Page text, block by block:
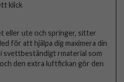
klick
eller ute och springer, sitter
för att hjälpa dig maximera din
svettbeständigt rmaterial som
den extra luftfickan gör den